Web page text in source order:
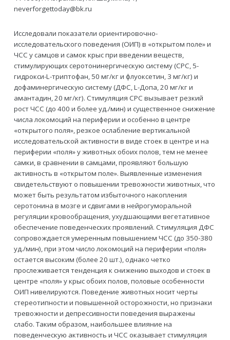
neverforgettoday@bk.ru
Исследовали показатели ориентировочно-
исследовательского поведения (ОИП) в «открытом поле» и
ЧСС у самцов и самок крыс при введении веществ,
стимулирующих серотонинергическую систему (СРС, 5-
гидрокси-L-триптофан, 50 мг/кг и флуоксетин, 3 мг/кг) и
дофаминергическую систему (ДФС, L-Допа, 20 мг/кг и
амантадин, 20 мг/кг). Стимуляция СРС вызывает резкий
рост ЧСС (до 400 и более уд./мин) и существенное снижение
числа локомоций на периферии и особенно в центре
«открытого поля», резкое ослабление вертикальной
исследовательской активности в виде стоек в центре и на
периферии «поля» у животных обоих полов, тем не менее
самки, в сравнении в самцами, проявляют большую
активность в «открытом поле». Выявленные изменения
свидетельствуют о повышении тревожности животных, что
может быть результатом избыточного накопления
серотонина в мозге и сдвигами в нейрогуморальной
регуляции кровообращения, ухудшающими вегетативное
обеспечение поведенческих проявлений. Стимуляция ДФС
сопровождается умеренным повышением ЧСС (до 350-380
уд./мин), при этом число локомоций на периферии «поля»
остается высоким (более 20 шт.), однако четко
прослеживается тенденция к снижению выходов и стоек в
центре «поля» у крыс обоих полов, половые особенности
ОИП нивелируются. Поведение животных носит черты
стереотипности и повышенной осторожности, но признаки
тревожности и депрессивности поведения выражены
слабо. Таким образом, наибольшее влияние на
поведенческую активность и ЧСС оказывает стимуляция